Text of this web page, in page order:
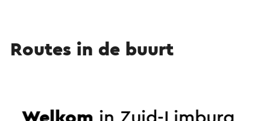
Routes in de buurt
Gravelbiken